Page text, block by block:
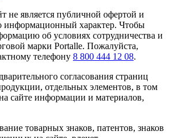
не является публичной офертой и
информационный характер. Чтобы
об условиях сотрудничества и
марки Portalle. Пожалуйста,
телефону 8 800 444 12 08.
согласования страниц
отдельных элементов, в том
сайте информации и материалов,
товарных знаков, патентов, знаков